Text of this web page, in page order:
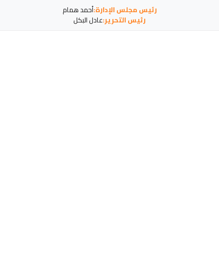
رئيس مجلس الإدارة:أحمد همام
رئيس التحرير:عادل البكل